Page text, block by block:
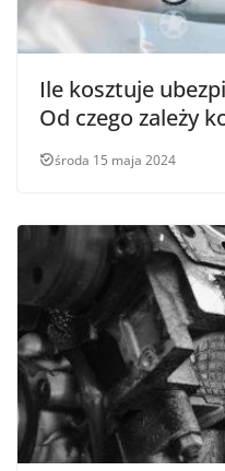
Ile kosztuje
Od czego zależy
środa 15 maja 2024